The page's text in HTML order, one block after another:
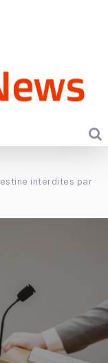
interdites par